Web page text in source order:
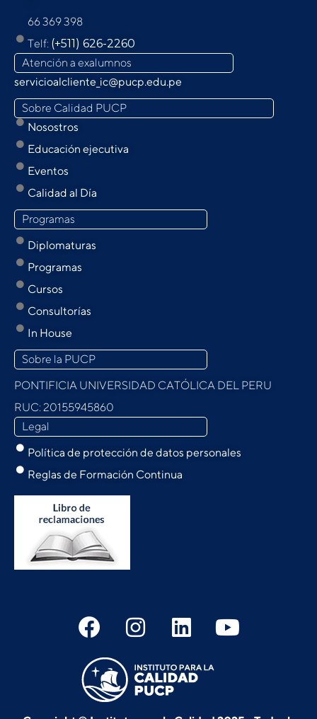
66 369 398
Telf: (+511) 626-2260
Atención a exalumnos
servicioalcliente_ic@pucp.edu.pe
Sobre Calidad PUCP
Nosostros
Educación ejecutiva
Eventos
Calidad al Día
Programas
Diplomaturas
Programas
Cursos
Consultorías
In House
Sobre la PUCP
PONTIFICIA UNIVERSIDAD CATÓLICA DEL PERU
RUC: 20155945860
Legal
Política de protección de datos personales
Reglas de Formación Continua